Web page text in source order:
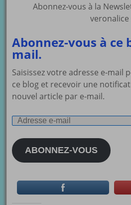
Abonnez-vous à la
veronalice
Abonnez-vous à ce
mail.
Saisissez votre adresse e-mail
ce blog et recevoir une
nouvel article par e-mail.
Adresse
mail
ABONNEZ-VOUS